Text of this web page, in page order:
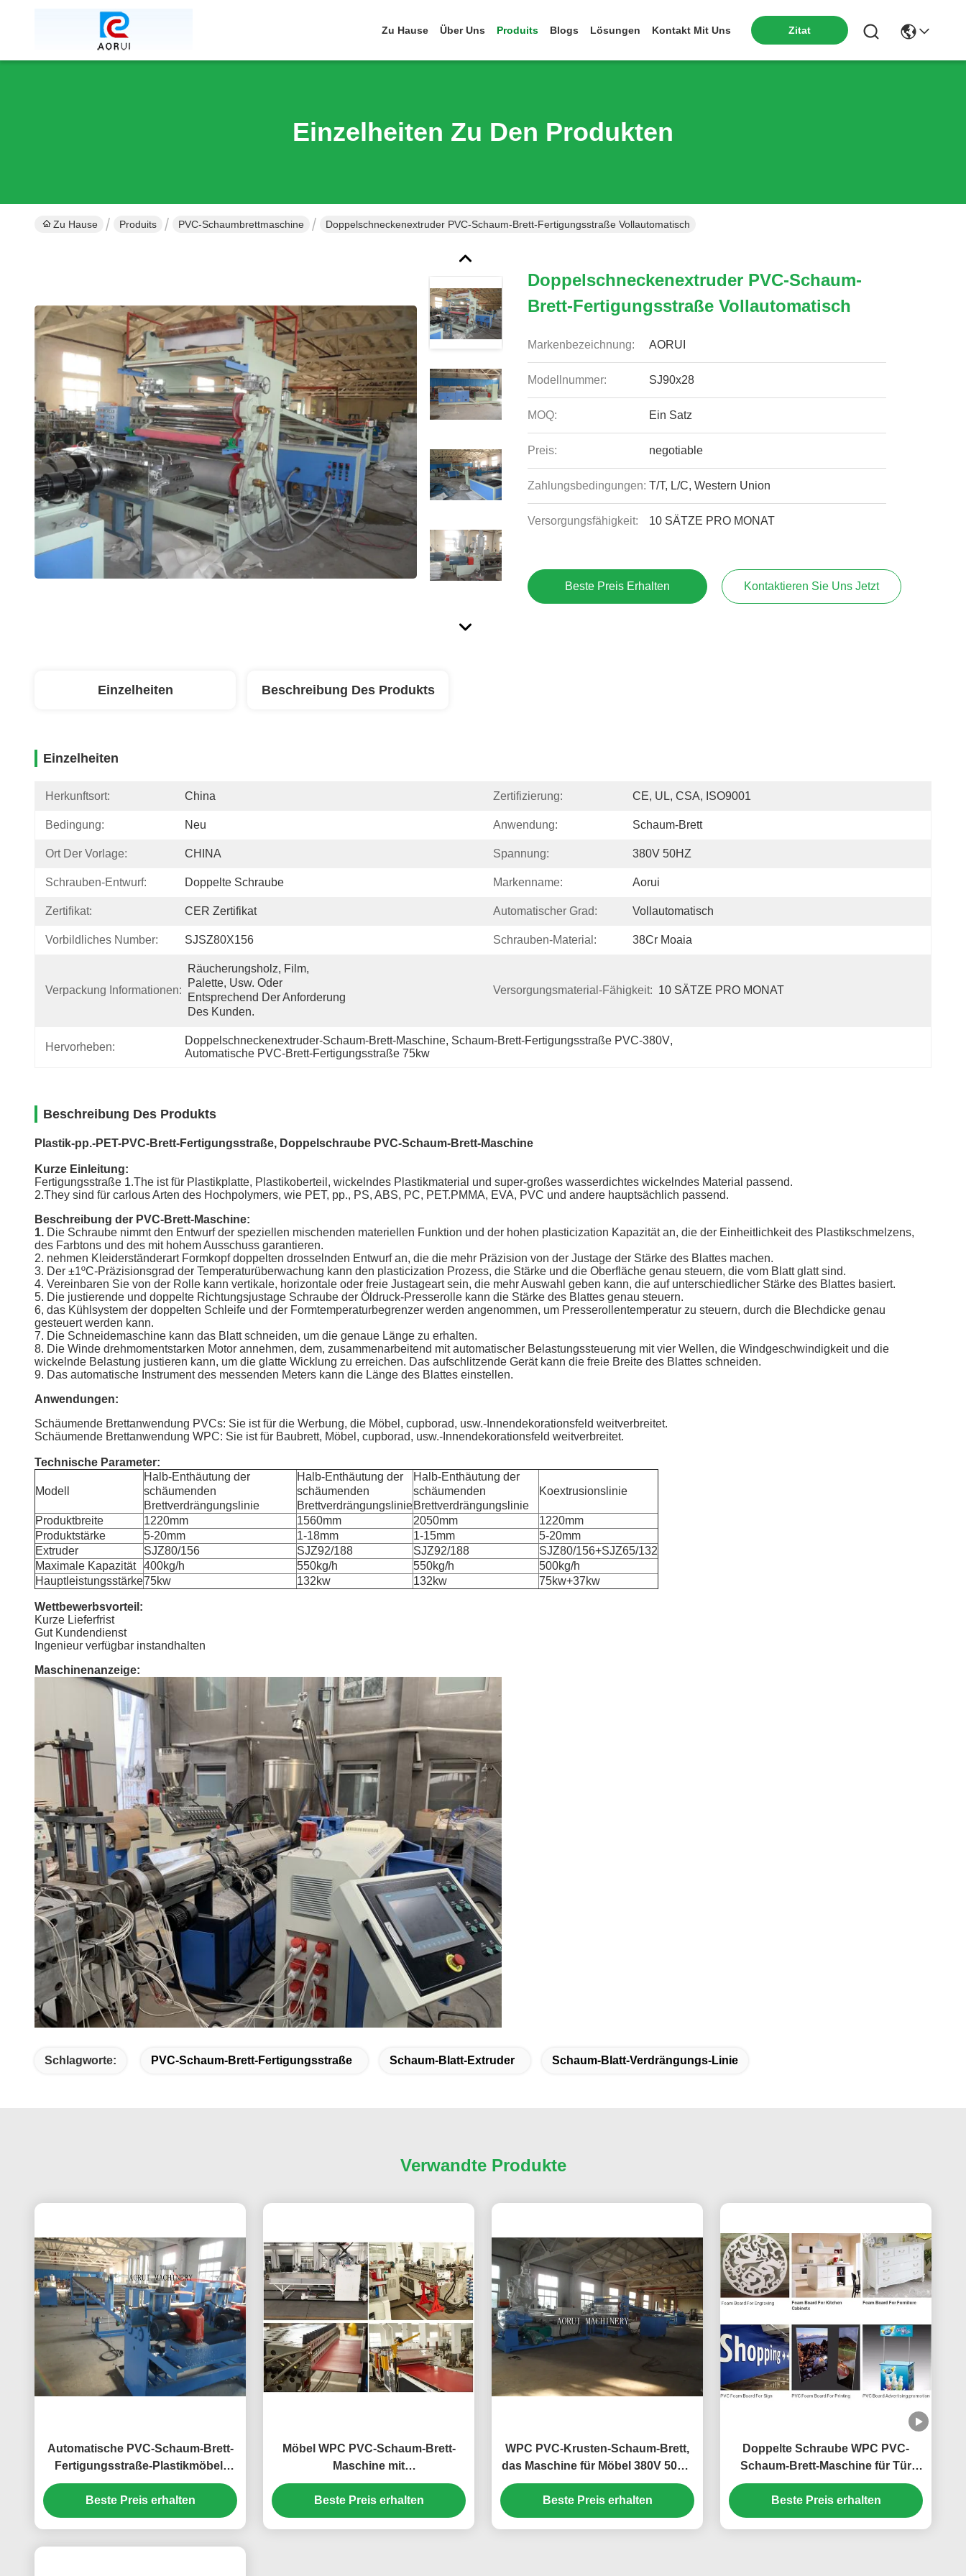
Zu Hause Über Uns Produits Blogs Lösungen Kontakt Mit Uns Zitat
Einzelheiten Zu Den Produkten
Zu Hause Produits PVC-Schaumbrettmaschine Doppelschneckenextruder PVC-Schaum-Brett-Fertigungsstraße Vollautomatisch
Doppelschneckenextruder PVC-Schaum-
Brett-Fertigungsstraße Vollautomatisch
Markenbezeichnung: AORUI
Modellnummer: SJ90x28
MOQ: Ein Satz
Preis: negotiable
Zahlungsbedingungen: T/T, L/C, Western Union
Versorgungsfähigkeit: 10 SÄTZE PRO MONAT
Beste Preis Erhalten Kontaktieren Sie Uns Jetzt
Einzelheiten Beschreibung Des Produkts
Einzelheiten
Herkunftsort: China Zertifizierung: CE, UL, CSA, ISO9001
Bedingung: Neu Anwendung: Schaum-Brett
Ort Der Vorlage: CHINA Spannung: 380V 50HZ
Schrauben-Entwurf: Doppelte Schraube Markenname: Aorui
Zertifikat: CER Zertifikat Automatischer Grad: Vollautomatisch
Vorbildliches Number: SJSZ80X156 Schrauben-Material: 38Cr Moaia
Verpackung Informationen:
Räucherungsholz, Film,
Palette, Usw. Oder
Entsprechend Der Anforderung
Des Kunden.
Versorgungsmaterial-Fähigkeit: 10 SÄTZE PRO MONAT
Hervorheben:
Doppelschneckenextruder-Schaum-Brett-Maschine, Schaum-Brett-Fertigungsstraße PVC-380V,
Automatische PVC-Brett-Fertigungsstraße 75kw
Beschreibung Des Produkts
Plastik-pp.-PET-PVC-Brett-Fertigungsstraße, Doppelschraube PVC-Schaum-Brett-Maschine
Kurze Einleitung:
Fertigungsstraße 1.The ist für Plastikplatte, Plastikoberteil, wickelndes Plastikmaterial und super-großes wasserdichtes wickelndes Material passend.
2.They sind für carlous Arten des Hochpolymers, wie PET, pp., PS, ABS, PC, PET.PMMA, EVA, PVC und andere hauptsächlich passend.
Beschreibung der PVC-Brett-Maschine:
1. Die Schraube nimmt den Entwurf der speziellen mischenden materiellen Funktion und der hohen plasticization Kapazität an, die der Einheitlichkeit des Plastikschmelzens,
des Farbtons und des mit hohem Ausschuss garantieren.
2. nehmen Kleiderständerart Formkopf doppelten drosselnden Entwurf an, die die mehr Präzision von der Justage der Stärke des Blattes machen.
3. Der ±1ºC-Präzisionsgrad der Temperaturüberwachung kann den plasticization Prozess, die Stärke und die Oberfläche genau steuern, die vom Blatt glatt sind.
4. Vereinbaren Sie von der Rolle kann vertikale, horizontale oder freie Justageart sein, die mehr Auswahl geben kann, die auf unterschiedlicher Stärke des Blattes basiert.
5. Die justierende und doppelte Richtungsjustage Schraube der Öldruck-Presserolle kann die Stärke des Blattes genau steuern.
6, das Kühlsystem der doppelten Schleife und der Formtemperaturbegrenzer werden angenommen, um Presserollentemperatur zu steuern, durch die Blechdicke genau
gesteuert werden kann.
7. Die Schneidemaschine kann das Blatt schneiden, um die genaue Länge zu erhalten.
8. Die Winde drehmomentstarken Motor annehmen, dem, zusammenarbeitend mit automatischer Belastungssteuerung mit vier Wellen, die Windgeschwindigkeit und die
wickelnde Belastung justieren kann, um die glatte Wicklung zu erreichen. Das aufschlitzende Gerät kann die freie Breite des Blattes schneiden.
9. Das automatische Instrument des messenden Meters kann die Länge des Blattes einstellen.
Anwendungen:
Schäumende Brettanwendung PVCs: Sie ist für die Werbung, die Möbel, cupborad, usw.-Innendekorationsfeld weitverbreitet.
Schäumende Brettanwendung WPC: Sie ist für Baubrett, Möbel, cupborad, usw.-Innendekorationsfeld weitverbreitet.
Technische Parameter:
Modell
Halb-Enthäutung der
schäumenden
Brettverdrängungslinie
Halb-Enthäutung der
schäumenden
Brettverdrängungslinie
Halb-Enthäutung der
schäumenden
Brettverdrängungslinie
Koextrusionslinie
Produktbreite 1220mm 1560mm 2050mm
1220mm
Produktstärke
5-20mm 1-18mm 1-15mm
5-20mm
Extruder
SJZ80/156 SJZ92/188 SJZ92/188
SJZ80/156+SJZ65/132
Maximale Kapazität
400kg/h 550kg/h 550kg/h
500kg/h
Hauptleistungsstärke75kw 132kw 132kw 75kw+37kw
Wettbewerbsvorteil:
Kurze Lieferfrist
Gut Kundendienst
Ingenieur verfügbar instandhalten
Maschinenanzeige:
Schlagworte: PVC-Schaum-Brett-Fertigungsstraße Schaum-Blatt-Extruder Schaum-Blatt-Verdrängungs-Linie
Verwandte Produkte
Automatische PVC-Schaum-Brett-
Fertigungsstraße-Plastikmöbel-
Brett, das Maschine herstellt
Beste Preis erhalten
Möbel WPC PVC-Schaum-Brett-
Maschine mit
Doppelschneckenextruder
Beste Preis erhalten
WPC PVC-Krusten-Schaum-Brett,
das Maschine für Möbel 380V 50HZ
herstellt
Beste Preis erhalten
Doppelte Schraube WPC PVC-
Schaum-Brett-Maschine für Tür
1220 - 1600mm
Beste Preis erhalten